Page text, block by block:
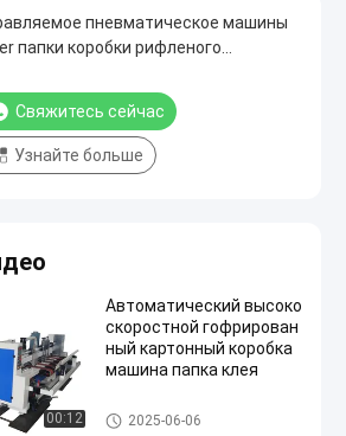
пневматическое машины
папки коробки рифленого
Свяжитесь сейчас
Узнайте больше
00:12
Автоматический высоко
скоростной гофрирован
ный картонный коробка
машина папка клея
Рифленая машина коробки к
оробки
2025-06-06